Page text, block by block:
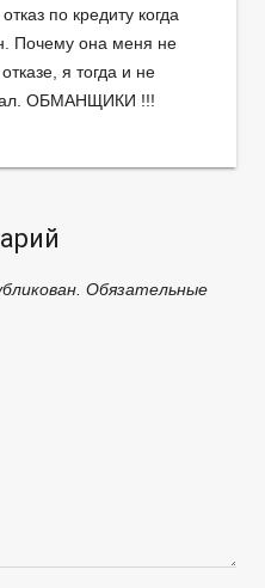
по кредиту когда
Почему она меня не
я тогда и не
ОБМАНЩИКИ !!!
Обязательные